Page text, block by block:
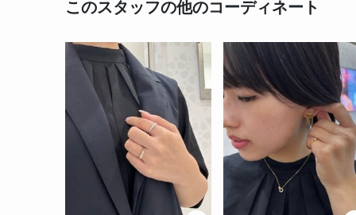
このスタッフの他のコーディネート